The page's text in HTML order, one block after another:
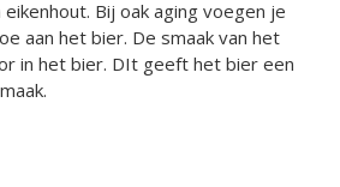
Bij oak aging voegen je
aan het bier. De smaak van het
in het bier. DIt geeft het bier een